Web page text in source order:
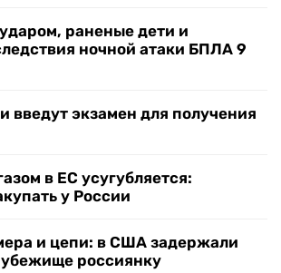
раненые дети и
ночной атаки БПЛА 9
введут экзамен для получения
в ЕС усугубляется:
у России
и цепи: в США задержали
россиянку